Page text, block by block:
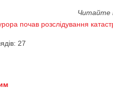
Читайте
почав розслідування
27